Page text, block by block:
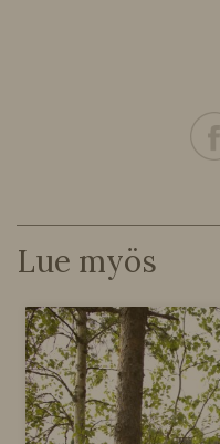
Lue myös